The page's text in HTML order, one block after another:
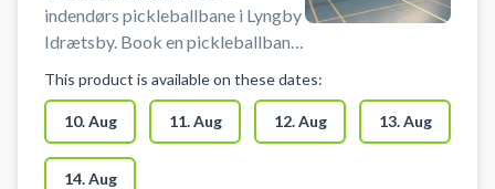
indendørs pickleballbane i Lyngby
Idrætsby. Book en pickleballbane
Idrætsbyens Det er muligt at låne
bat og bolde på stedet. Du skal
selv tage net op og ned. Der skal
benyttes indendørssko, som ikke
This product is available on these dates:
10. Aug 11. Aug 12. Aug 13. Aug
14. Aug